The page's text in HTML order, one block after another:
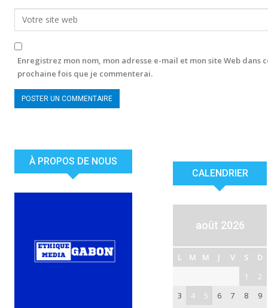
Enregistrez mon nom, mon adresse e-mail et mon site Web dans
prochaine fois que je commenterai.
À PROPOS DE NOUS
CALENDRIER
août 2026
L M M J V S
D
1
2
3
4 5 6 7 8
9